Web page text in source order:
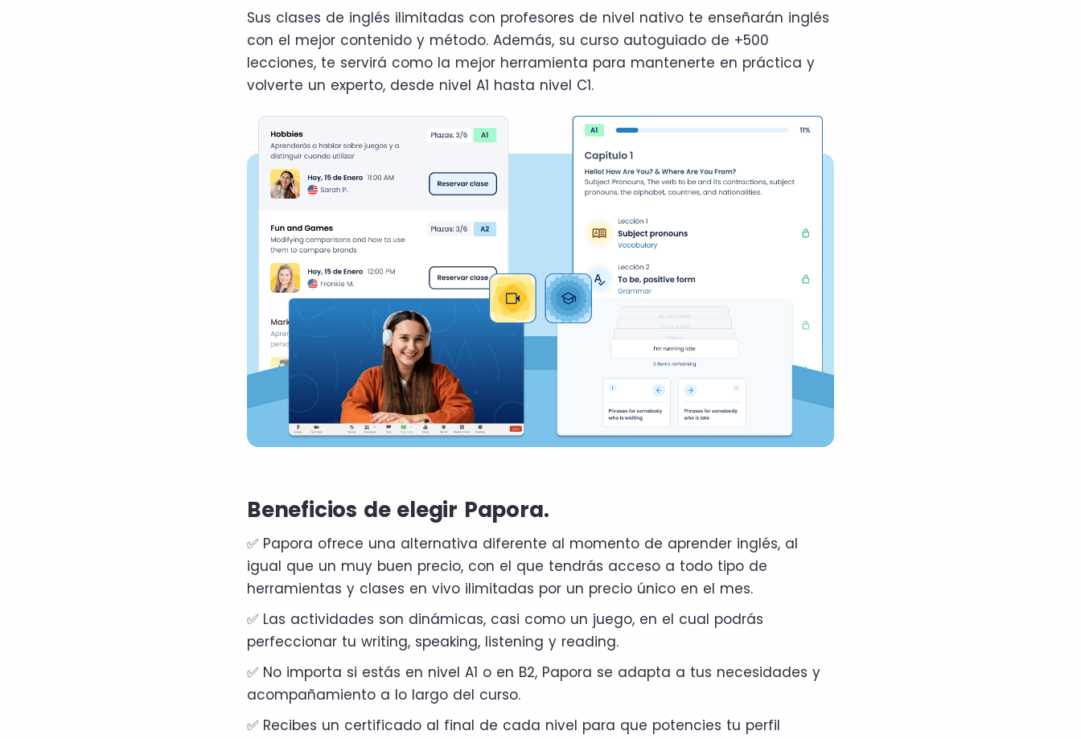
Sus clases de inglés ilimitadas con profesores de nivel nativo te enseñarán inglés
con el mejor contenido y método. Además, su curso autoguiado de +500
lecciones, te servirá como la mejor herramienta para mantenerte en práctica y
volverte un experto, desde nivel A1 hasta nivel C1.
Beneficios de elegir Papora.
✅ Papora ofrece una alternativa diferente al momento de aprender inglés, al
igual que un muy buen precio, con el que tendrás acceso a todo tipo de
herramientas y clases en vivo ilimitadas por un precio único en el mes.
✅ Las actividades son dinámicas, casi como un juego, en el cual podrás
perfeccionar tu writing, speaking, listening y reading.
✅ No importa si estás en nivel A1 o en B2, Papora se adapta a tus necesidades y
acompañamiento a lo largo del curso.
✅ Recibes un certificado al final de cada nivel para que potencies tu perfil